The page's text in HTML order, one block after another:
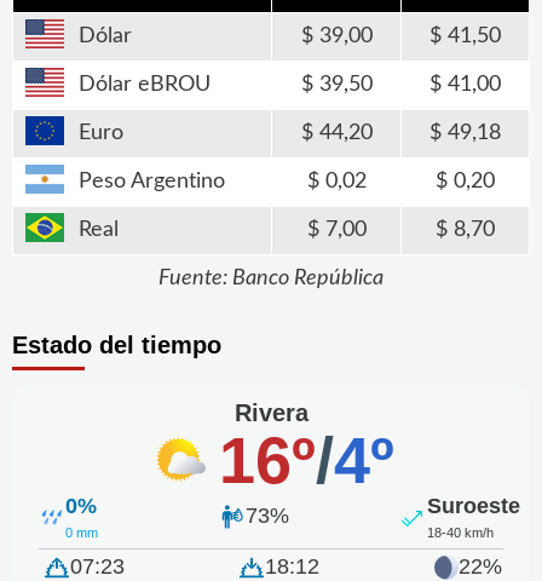
Dólar 39,00 41,50
Dólar eBROU 39,50 41,00
Euro 44,20 49,18
Peso Argentino 0,02 0,20
Real 7,00 8,70
Fuente: Banco República
Estado del tiempo
Rivera
16º/4º
0%
0 mm
73% Suroeste
18-40 km/h
07:23 18:12 22%